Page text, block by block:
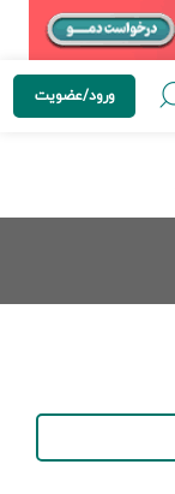
ورود/عضویت